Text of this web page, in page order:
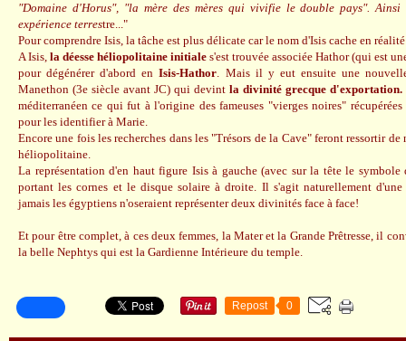
"Domaine d'Horus", "la mère des mères qui vivifie le double pays".
expérience terrestre..."
Pour comprendre Isis, la tâche est plus délicate car le nom d'Isis cache en
A Isis, la déesse héliopolitaine initiale s'est trouvée associée Hathor (qui est
pour dégénérer d'abord enIsis-Hathor. Mais il y eut ensuite une
Manethon (3e siècle avant JC) qui devint la divinité grecque d'exportation.
méditerranéen ce qui fut à l'origine des fameuses "vierges noires"
pour les identifier à Marie.
Encore une fois les recherches dans les "Trésors de la Cave" feront ressortir de
héliopolitaine.
La représentation d'en haut figure Isis à gauche (avec sur la tête le
portant les cornes et le disque solaire à droite. Il s'agit naturellement
jamais les égyptiens n'oseraient représenter deux divinités face à face!
Et pour être complet, à ces deux femmes, la Mater et la Grande Prêtresse, il
la belle Nephtys qui est la Gardienne Intérieure du temple.
Repost 0